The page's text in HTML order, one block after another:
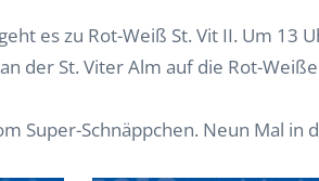
es zu Rot-Weiß St. Vit II. Um 13
der St. Viter Alm auf die Rot-
Super-Schnäppchen. Neun Mal in